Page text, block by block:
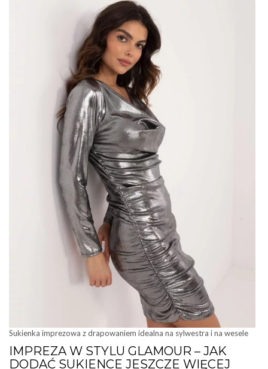
Sukienka imprezowa z drapowaniem idealna na sylwestra i na wesele
IMPREZA W STYLU GLAMOUR – JAK
DODAĆ SUKIENCE JESZCZE WIĘCEJ